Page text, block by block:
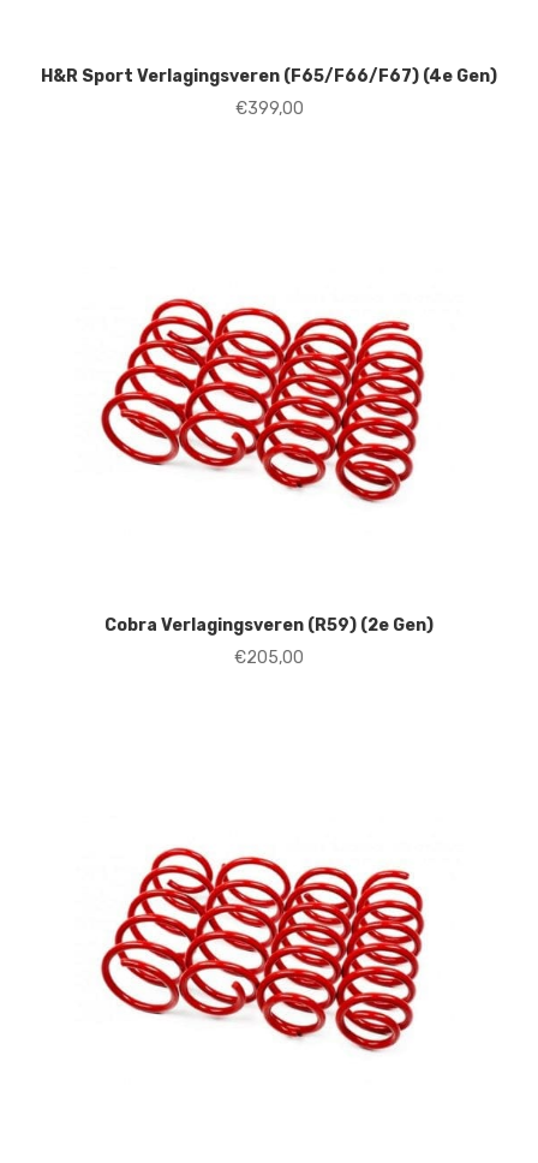
H&R Sport Verlagingsveren (F65/F66/F67) (4e Gen)
€399,00
Cobra Verlagingsveren (R59) (2e Gen)
€205,00